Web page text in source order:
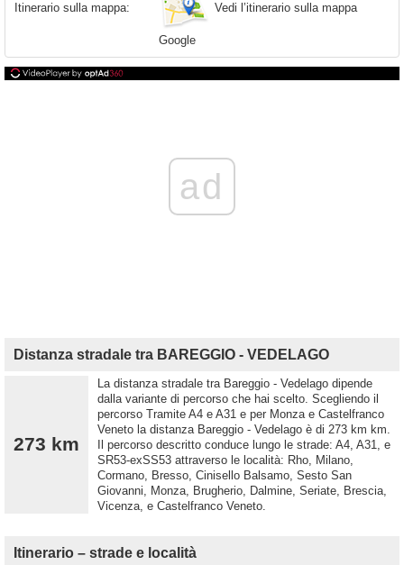
Itinerario sulla mappa: Vedi l’itinerario sulla mappa
Google
ad
Distanza stradale tra BAREGGIO - VEDELAGO
273 km
La distanza stradale tra Bareggio - Vedelago dipende
dalla variante di percorso che hai scelto. Scegliendo il
percorso Tramite A4 e A31 e per Monza e Castelfranco
Veneto la distanza Bareggio - Vedelago è di 273 km km.
Il percorso descritto conduce lungo le strade: A4, A31, e
SR53-exSS53 attraverso le località: Rho, Milano,
Cormano, Bresso, Cinisello Balsamo, Sesto San
Giovanni, Monza, Brugherio, Dalmine, Seriate, Brescia,
Vicenza, e Castelfranco Veneto.
Itinerario – strade e località